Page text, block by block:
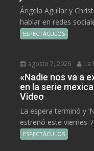
Ángela Aguilar y
hablar en redes
ESPECTÁCULOS
agosto 7, 2026 La
«Nadie nos va a
en la serie
Video
La espera terminó y
estrenó este viernes 7
ESPECTÁCULOS